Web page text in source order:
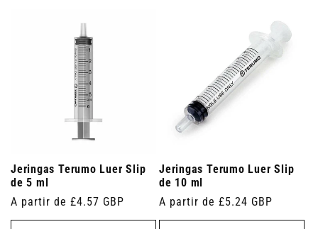
Jeringas Terumo Luer Slip
de 5 ml
Precio
habitual
A partir de £4.57 GBP
Jeringas Terumo Luer Slip
de 10 ml
Precio
habitual
A partir de £5.24 GBP